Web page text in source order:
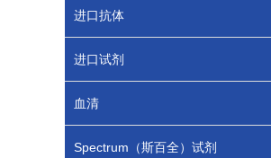
进口抗体
进口试剂
血清
Spectrum（斯百全）试剂